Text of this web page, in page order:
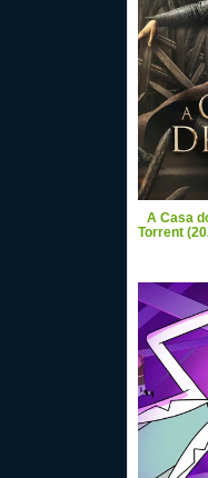
A Casa
Torrent